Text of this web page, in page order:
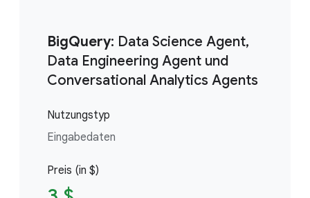
BigQuery: Data Science Agent,
Data Engineering Agent und
Conversational Analytics Agents
Nutzungstyp
Eingabedaten
Preis (in $)